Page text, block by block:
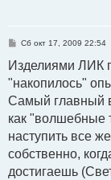
С
о
б
щ
е
н
е
Сб окт 17, 2009 22:54
Изделиями ЛИК
"накопилось"
Самый главный
как "волшебные
наступить все
собственно,
достигаешь